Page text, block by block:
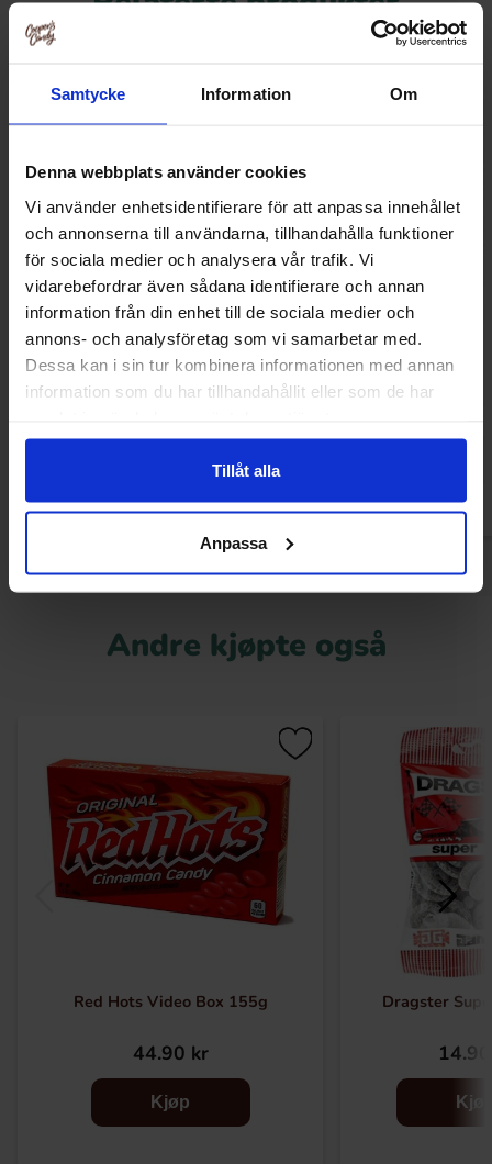
Samtycke Information Om
Denna webbplats använder cookies
Vi använder enhetsidentifierare för att anpassa innehållet
och annonserna till användarna, tillhandahålla funktioner
för sociala medier och analysera vår trafik. Vi
vidarebefordrar även sådana identifierare och annan
information från din enhet till de sociala medier och
annons- och analysföretag som vi samarbetar med.
Dessa kan i sin tur kombinera informationen med annan
information som du har tillhandahållit eller som de har
Tillåt alla
Anpassa
Warheads Extreme Sour Hard Candy
56g
Warheads
Andre kjøpte også
Red Hots Video Box 155g
44.90 kr
Kjøp
Dragster